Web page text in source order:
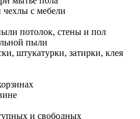
с мебели
потолок, стены и пол
пыли
штукатурки, затирки, клея
и свободных